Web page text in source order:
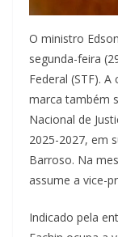
O ministro
segunda-feira
Federal (STF).
marca também
Nacional de
2025-2027, em
Barroso. Na
assume a vice-
Indicado pela